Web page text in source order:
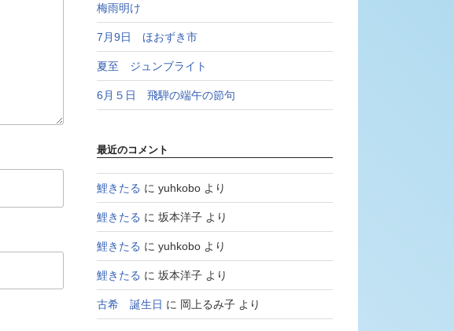
梅雨明け
7月9日 ほおずき市
夏至 ジュンブライト
6月５日 飛騨の端午の節句
最近のコメント
鯉きたる に yuhkoboより
鯉きたる に 坂本洋子より
鯉きたる に yuhkoboより
鯉きたる に 坂本洋子より
古希 誕生日 に 岡上るみ子より